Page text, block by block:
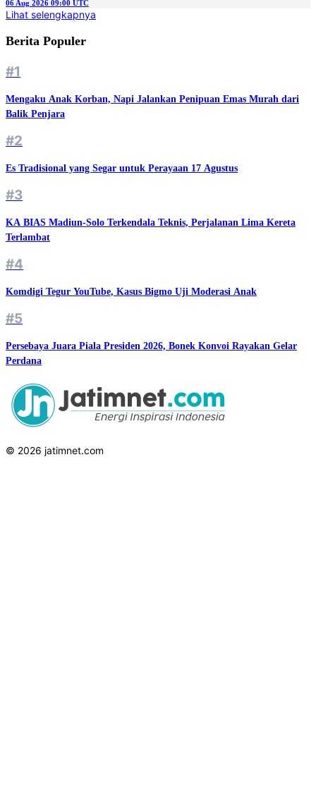
06 Aug 2026 09:00 UTC
Lihat selengkapnya
Berita Populer
#1
Mengaku Anak Korban, Napi Jalankan Penipuan Emas Murah dari
Balik Penjara
#2
Es Tradisional yang Segar untuk Perayaan 17 Agustus
#3
KA BIAS Madiun-Solo Terkendala Teknis, Perjalanan Lima Kereta
Terlambat
#4
Komdigi Tegur YouTube, Kasus Bigmo Uji Moderasi Anak
#5
Persebaya Juara Piala Presiden 2026, Bonek Konvoi Rayakan Gelar
Perdana
© 2026 jatimnet.com